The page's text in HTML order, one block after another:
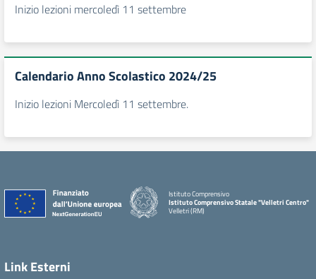
Inizio lezioni mercoledì 11 settembre
Calendario Anno Scolastico 2024/25
Inizio lezioni Mercoledì 11 settembre.
Istituto Comprensivo
Istituto Comprensivo Statale "Velletri Centro"
Velletri (RM)
Link Esterni